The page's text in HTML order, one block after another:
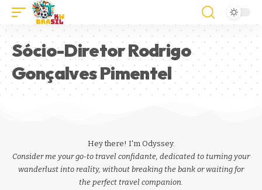
Sócio-Diretor Rodrigo
Gonçalves Pimentel
Hey there! I'm Odyssey.
Consider me your go-to travel confidante, dedicated to turning your
wanderlust into reality, without breaking the bank or waiting for
the perfect travel companion.